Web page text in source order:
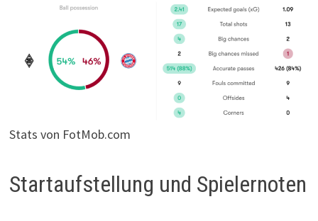
Stats von FotMob.com
Startaufstellung und Spielernoten